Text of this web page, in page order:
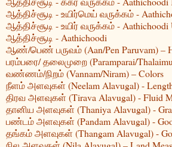
ஆத்திச்சூடி - உயிர்மெய் வருக்கம் -
ஆத்திச்சூடி - உயிர் வருக்கம் - Aathichoodi
ஆத்திச்சூடி - Aathichoodi
ஆண்/பெண் பருவம் (Aan/Pen Paruvam) –
பரம்பரை/ தலைமுறை (Paramparai/
வண்ணம்/நிறம் (Vannam/Niram) – Colors
நீளம் அளவுகள் (Neelam Alavugal) -
திரவ அளவுகள் (Tirava Alavugal) - Fluid
தானிய அளவுகள் (Thaniya Alavugal) -
பண்டம் அளவுகள் (Pandam Alavugal) -
தங்கம் அளவுகள் (Thangam Alavugal) -